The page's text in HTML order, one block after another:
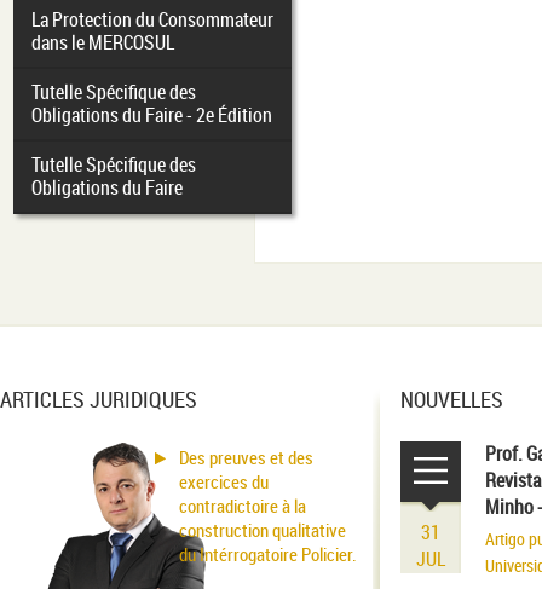
La Protection du Consommateur
dans le MERCOSUL
Tutelle Spécifique des
Obligations du Faire - 2e Édition
Tutelle Spécifique des
Obligations du Faire
ARTICLES JURIDIQUES
Des preuves et des
exercices du
contradictoire à la
construction qualitative
du Intérrogatoire Policier.
NOUVELLES
31
JUL
Prof.
Minho
Artigo